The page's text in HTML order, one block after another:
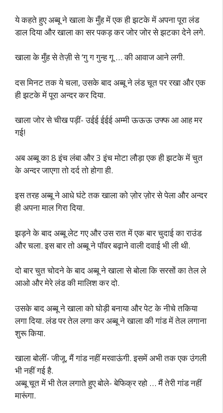
ये कहते हुए अब्बू ने खाला के मुँह में एक ही झटके में अपना पूरा लंड
डाल दिया और खाला का सर पकड़ कर जोर जोर से झटका देने लगे.
खाला के मुँह से तेज़ी से ‘गु ग गुन्ह गू … की आवाज आने लगी.
दस मिनट तक ये चला, उसके बाद अब्बू ने लंड चूत पर रखा और एक
ही झटके में पूरा अन्दर कर दिया.
खाला जोर से चीख पड़ीं- उईई ईईई अम्मी ऊऊऊ उफ्फ आ आह मर
गई!
अब अब्बू का 8 इंच लंबा और 3 इंच मोटा लौड़ा एक ही झटके में चुत
के अन्दर जाएगा तो दर्द तो होगा ही.
इस तरह अब्बू ने आधे घंटे तक खाला को ज़ोर ज़ोर से पेला और अन्दर
ही अपना माल गिरा दिया.
झड़ने के बाद अब्बू लेट गए और उस रात में एक बार चुदाई का राउंड
और चला. इस बार तो अब्बू ने पॉवर बढ़ाने वाली दवाई भी ली थी.
दो बार चुत चोदने के बाद अब्बू ने खाला से बोला कि सरसों का तेल ले
आओ और मेरे लंड की मालिश कर दो.
उसके बाद अब्बू ने खाला को घोड़ी बनाया और पेट के नीचे तकिया
लगा दिया. लंड पर तेल लगा कर अब्बू ने खाला की गांड में तेल लगाना
शुरू किया.
खाला बोलीं- जीजू, मैं गांड नहीं मरवाऊंगी. इसमें अभी तक एक उंगली
भी नहीं गई है.
अब्बू चूत में भी तेल लगाते हुए बोले- बेफिक्र रहो … मैं तेरी गांड नहीं
मारूंगा.